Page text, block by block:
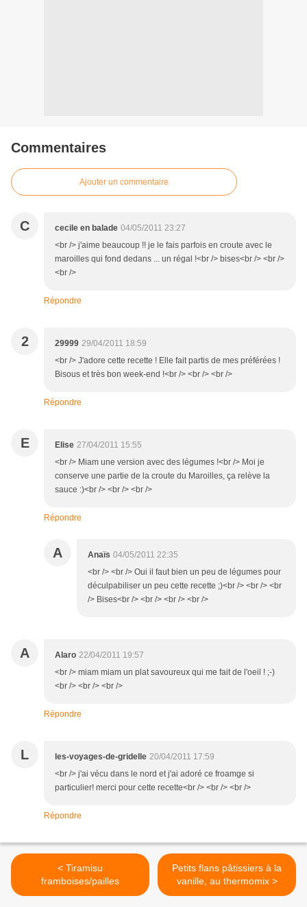
Commentaires
Ajouter un commentaire
C cecile en balade 04/05/2011 23:27
<br /> j'aime beaucoup !! je le fais parfois en croute avec le
maroilles qui fond dedans ... un régal !<br /> bises<br /> <br />
<br />
Répondre
2 29999 29/04/2011 18:59
<br /> J'adore cette recette ! Elle fait partis de mes préférées !
Bisous et très bon week-end !<br /> <br /> <br />
Répondre
E Elise 27/04/2011 15:55
<br /> Miam une version avec des légumes !<br /> Moi je
conserve une partie de la croute du Maroilles, ça relève la
sauce :)<br /> <br /> <br />
Répondre
A Anaïs 04/05/2011 22:35
<br /> <br /> Oui il faut bien un peu de légumes pour
déculpabiliser un peu cette recette ;)<br /> <br /> <br
/> Bises<br /> <br /> <br /> <br />
A Alaro 22/04/2011 19:57
<br /> miam miam un plat savoureux qui me fait de l'oeil ! ;-)
<br /> <br /> <br />
Répondre
L les-voyages-de-gridelle 20/04/2011 17:59
<br /> j'ai vécu dans le nord et j'ai adoré ce froamge si
particulier! merci pour cette recette<br /> <br /> <br />
Répondre
< Tiramisu
framboises/pailles
Petits flans pâtissiers à la
vanille, au thermomix >